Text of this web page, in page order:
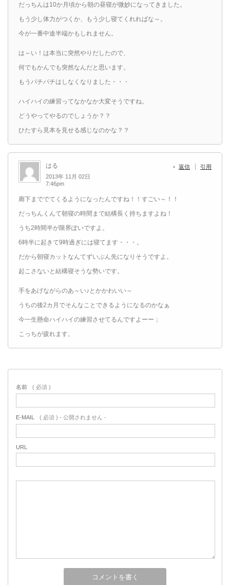
だっちんは10か月頃から朝の昼寝が微妙になってきました。
もう少し体力がつくか、もう少し寝てくれればな～。
今が一番中途半端かもしれません。
は～い！は本当に突然やりだしたので、
何でもかんでも突然なんだと思います。
もうパチパチはしなくなりました・・・
ハイハイの練習ってなかなか大変そうですね。
どうやってやるのでしょうか？？
ひたすら見本を見せる感じなのかな？？
はる
2013年 11月 02日
7:46pm
返信 引用
廊下まででてくるようになったんですね！！すごい～！！
だっちんくんて朝寝の時間まで結構長く持ちますよね！
うち2時間半が限界ぽいですよ。
6時半に起きて9時過ぎには寝てます・・・。
だから朝寝カットなんてずいぶん先になりそうですよ。
起こさないと結構寝そうな勢いです。
手をあげながらのあ～い♪とかかわいい～
うちの後2カ月でそんなことできるようになるのかなぁ
今一生懸命ハイハイの練習させてるんですよーー；
こっちが疲れます。
名前 ( 必須 )
E-MAIL ( 必須 ) - 公開されません -
URL